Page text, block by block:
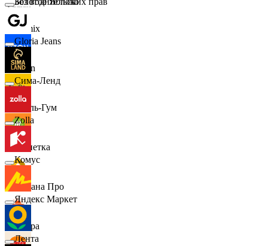
Demix
Ozon
Бубль-Гум
Монетка
Лемана Про
7 утра
Gloria Jeans
Сима-Ленд
Zolla
Комус
Яндекс Маркет
Лента